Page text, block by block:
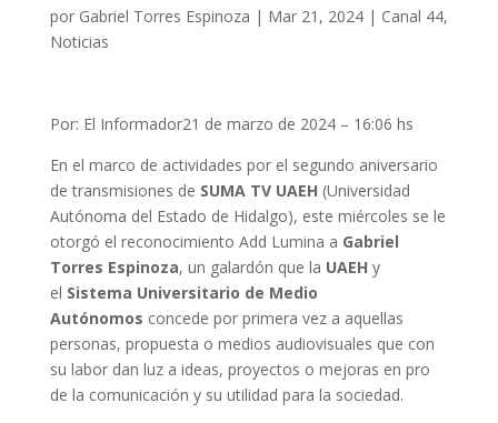
por Gabriel Torres Espinoza | Mar 21, 2024| Canal 44,
Noticias
Por: El Informador21 de marzo de 2024 – 16:06 hs
En el marco de actividades por el segundo aniversario
de transmisiones de SUMA TV UAEH (Universidad
Autónoma del Estado de Hidalgo), este miércoles se le
otorgó el reconocimiento Add Lumina a Gabriel
Torres Espinoza, un galardón que la UAEH y
el Sistema Universitario de Medio
Autónomos concede por primera vez a aquellas
personas, propuesta o medios audiovisuales que con
su labor dan luz a ideas, proyectos o mejoras en pro
de la comunicación y su utilidad para la sociedad.